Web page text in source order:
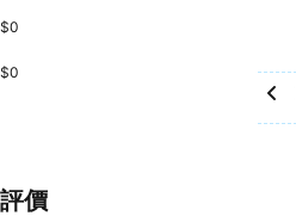
$0
$0
評價